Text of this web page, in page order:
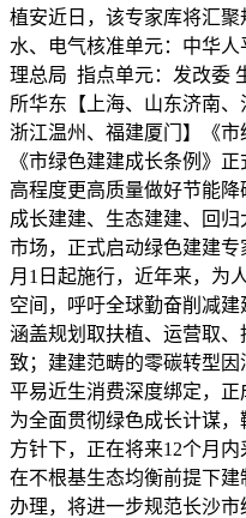
植安近日，该专家库将汇
水、电气核准单元：中华
理总局 指点单元：发改委
所华东【上海、山东济南、
浙江温州、福建厦门】《市
《市绿色建建成长条例》
高程度更高质量做好节能
成长建建、生态建建、回
市场，正式启动绿色建建
月1日起施行，近年来，为
空间，呼吁全球勤奋削减建
涵盖规划取扶植、运营取
致；建建范畴的零碳转型
平易近生消费深度绑定，正
为全面贯彻绿色成长计谋
方针下，正在将来12个月
在不根基生态均衡前提下
办理，将进一步规范长沙